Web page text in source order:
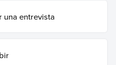
una entrevista